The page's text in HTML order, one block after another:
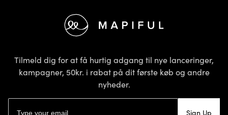
Tilmeld dig for at få hurtig adgang til nye lanceringer,
kampagner, 50kr. i rabat på dit første køb og andre
nyheder.
Sign Up